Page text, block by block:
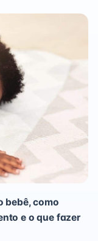
bebê, como
e o que fazer